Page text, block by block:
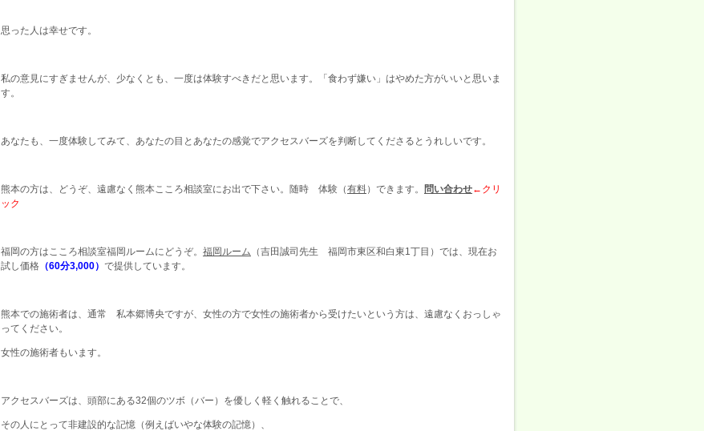
思った人は幸せです。
私の意見にすぎませんが、少なくとも、一度は体験すべきだと思います。「食わず嫌い」はやめた方がいいと思いま
す。
あなたも、一度体験してみて、あなたの目とあなたの感覚でアクセスバーズを判断してくださるとうれしいです。
熊本の方は、どうぞ、遠慮なく熊本こころ相談室にお出で下さい。随時 体験（有料）できます。 問い合わせ←クリ
ック
福岡の方はこころ相談室福岡ルームにどうぞ。 福岡ルーム （吉田誠司先生 福岡市東区和白東1丁目）では、現在お
試し価格 （60分3,000） で提供しています。
熊本での施術者は、通常 私本郷博央ですが、女性の方で女性の施術者から受けたいという方は、遠慮なくおっしゃ
ってください。
女性の施術者もいます。
アクセスバーズは、頭部にある32個のツボ（バー）を優しく軽く触れることで、
その人にとって非建設的な記憶（例えばいやな体験の記憶）、